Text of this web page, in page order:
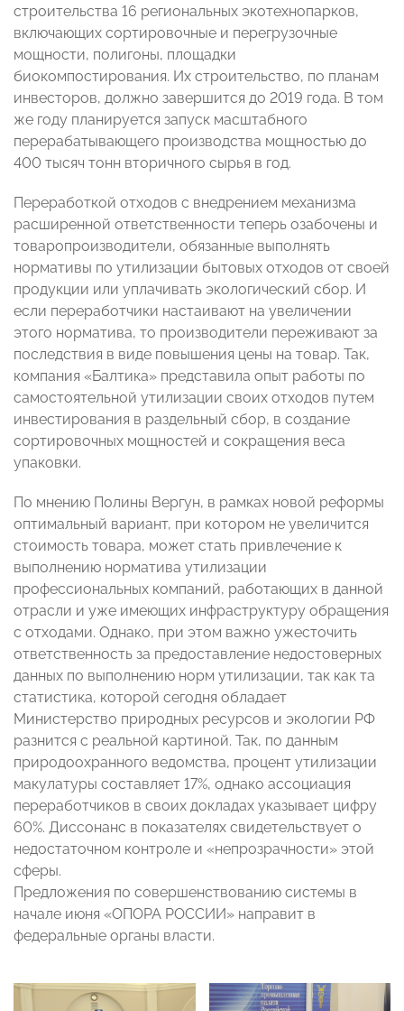
строительства 16 региональных экотехнопарков,
включающих сортировочные и перегрузочные
мощности, полигоны, площадки
биокомпостирования. Их строительство, по планам
инвесторов, должно завершится до 2019 года. В том
же году планируется запуск масштабного
перерабатывающего производства мощностью до
400 тысяч тонн вторичного сырья в год.
Переработкой отходов с внедрением механизма
расширенной ответственности теперь озабочены и
товаропроизводители, обязанные выполнять
нормативы по утилизации бытовых отходов от своей
продукции или уплачивать экологический сбор. И
если переработчики настаивают на увеличении
этого норматива, то производители переживают за
последствия в виде повышения цены на товар. Так,
компания «Балтика» представила опыт работы по
самостоятельной утилизации своих отходов путем
инвестирования в раздельный сбор, в создание
сортировочных мощностей и сокращения веса
упаковки.
По мнению Полины Вергун, в рамках новой реформы
оптимальный вариант, при котором не увеличится
стоимость товара, может стать привлечение к
выполнению норматива утилизации
профессиональных компаний, работающих в данной
отрасли и уже имеющих инфраструктуру обращения
с отходами. Однако, при этом важно ужесточить
ответственность за предоставление недостоверных
данных по выполнению норм утилизации, так как та
статистика, которой сегодня обладает
Министерство природных ресурсов и экологии РФ
разнится с реальной картиной. Так, по данным
природоохранного ведомства, процент утилизации
макулатуры составляет 17%, однако ассоциация
переработчиков в своих докладах указывает цифру
60%. Диссонанс в показателях свидетельствует о
недостаточном контроле и «непрозрачности» этой
сферы.
Предложения по совершенствованию системы в
начале июня «ОПОРА РОССИИ» направит в
федеральные органы власти.